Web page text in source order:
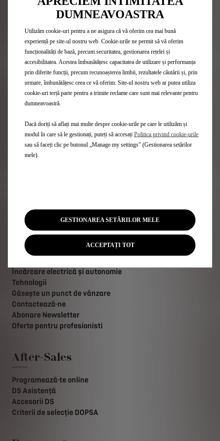
3. ALEGE DEALERUL
4. TRIMITE INFORMAȚIILE
Gama DS
Hatchback-uri
Ediții Limitate
Acces rapid
Configurator DS
Încărcare electrică și autonomie
Tehnologii
Găsește un punct de vânzare
Contactează-ne
Abonare Newsletter
Oferte pentru profesionisti
After-Sales
Programează-te online
DS Asistență
Accesorii DS
Criterii de selecție DOPSA
DUMNEAVOASTRA
Utilizăm cookie-uri pentru a ne asigura că vă oferim cea mai bună
experiență pe site-ul nostru web. Cookie-urile ne permit să vă oferim
funcționalități de bază, precum securitatea, gestionarea rețelei și
accesibilitatea. Acestea îmbunătățesc capacitatea de utilizare și performanța
prin diferite funcții, precum recunoașterea limbii, rezultatele căutării și, prin
urmare, îmbunătățesc ceea ce vă oferim. Site-ul nostru web ar putea utiliza
cookie-uri terță parte pentru a trimite reclame care sunt mai relevante pentru
dumneavoastră.
Dacă doriți să aflați mai multe despre cookie-urile pe care le utilizăm și
modul în care să le gestionați, puteți să accesați Politica privind cookie-urile
sau să faceți clic pe butonul „Manage my settings” (Gestionarea setărilor
mele).
GESTIONAREA SETĂRILOR MELE
ACCEPTAȚI TOT